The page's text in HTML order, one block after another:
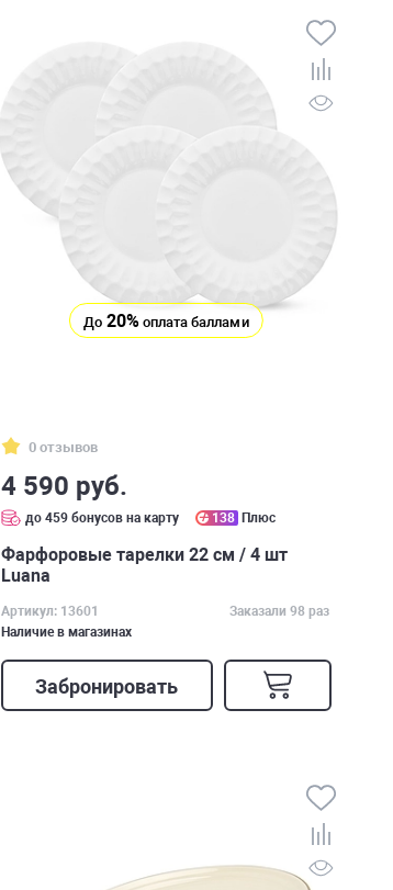
До 20% оплата баллами
0 отзывов
4 590 руб.
до 459 бонусов на карту 138 Плюс
Фарфоровые тарелки 22 см / 4 шт
Luana
Артикул: 13601
Заказали 98 раз
Наличие в магазинах
Забронировать